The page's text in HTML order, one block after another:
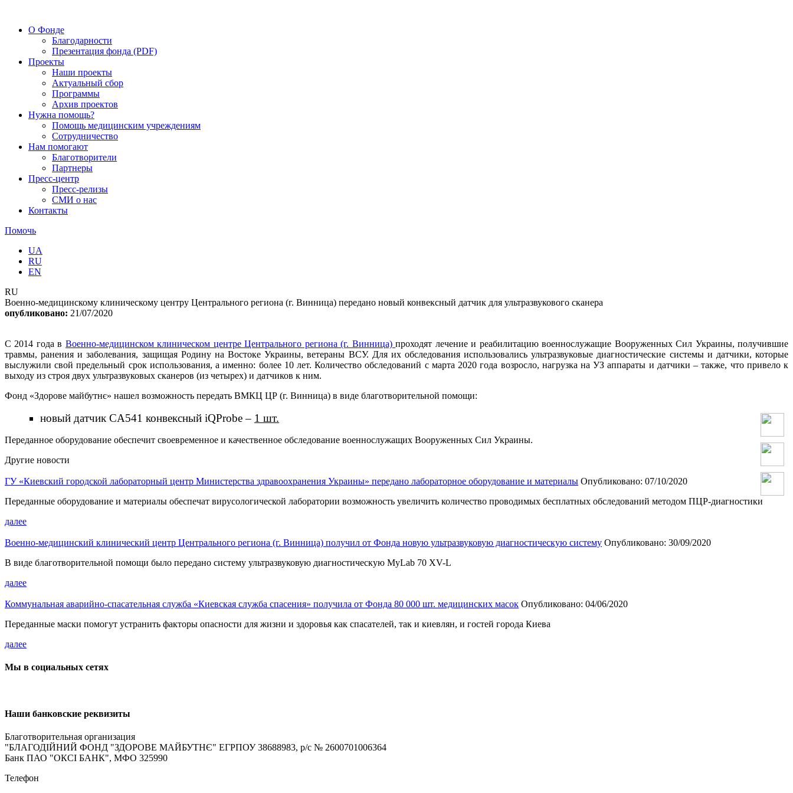
О Фонде
Благодарности
Презентация фонда (PDF)
Проекты
Наши проекты
Актуальный сбор
Программы
Архив проектов
Нужна помощь?
Помощь медицинским учреждениям
Сотрудничество
Нам помогают
Благотворители
Партнеры
Пресс-центр
Пресс-релизы
СМИ о нас
Контакты
Помочь
UA
RU
EN
RU
Военно-медицинскому клиническому центру Центрального региона (г. Винница) передано новый конвексный датчик для ультразвукового сканера
опубликовано: 21/07/2020
С 2014 года в Военно-медицинском клиническом центре Центрального региона (г. Винница)проходят лечение и реабилитацию военнослужащие Вооруженных Сил Украины, получившие
травмы, ранения и заболевания, защищая Родину на Востоке Украины, ветераны ВСУ. Для их обследования использовались ультразвуковые диагностические системы и датчики, которые
выслужили свой предельный срок использования, а именно: более 10 лет. Количество обследований с марта 2020 года возросло, нагрузка на УЗ аппараты и датчики – также, что привело к
выходу из строя двух ультразвуковых сканеров (из четырех) и датчиков к ним.
Фонд «Здорове майбутнє» нашел возможность передать ВМКЦ ЦР (г. Винница) в виде благотворительной помощи:
новый датчик CA541 конвексный iQProbe – 1 шт.
Переданное оборудование обеспечит своевременное и качественное обследование военнослужащих Вооруженных Сил Украины.
Другие новости
ГУ «Киевский городской лабораторный центр Министерства здравоохранения Украины» передано лабораторное оборудование и материалы Опубликовано: 07/10/2020
Переданные оборудование и материалы обеспечат вирусологической лаборатории возможность увеличить количество проводимых бесплатных обследований методом ПЦР-диагностики
далее
Военно-медицинский клинический центр Центрального региона (г. Винница) получил от Фонда новую ультразвуковую диагностическую систему Опубликовано: 30/09/2020
В виде благотворительной помощи было передано систему ультразвуковую диагностическую MyLab 70 XV-L
далее
Коммунальная аварийно-спасательная служба «Киевская служба спасения» получила от Фонда 80 000 шт. медицинских масок Опубликовано: 04/06/2020
Переданные маски помогут устранить факторы опасности для жизни и здоровья как спасателей, так и киевлян, и гостей города Киева
далее
Мы в социальных сетях
Наши банковские реквизиты
Благотворительная организация
"БЛАГОДІЙНИЙ ФОНД "ЗДОРОВЕ МАЙБУТНЄ" ЕГРПОУ 38688983, р/с № 2600701006364
Банк ПАО "ОКСІ БАНК", МФО 325990
Телефон